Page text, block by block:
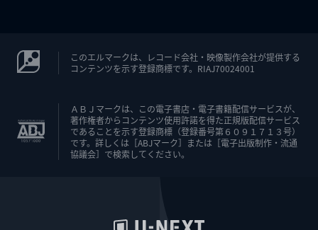
このエルマークは、レコード会社・映像製作会社が提供する
コンテンツを示す登録商標です。RIAJ70024001
ＡＢＪマークは、この電子書店・電子書籍配信サービスが、
著作権者からコンテンツ使用許諾を得た正規版配信サービス
であることを示す登録商標（登録番号第６０９１７１３号）
です。詳しくは［ABJマーク］または［電子出版制作・流通
協議会］で検索してください。